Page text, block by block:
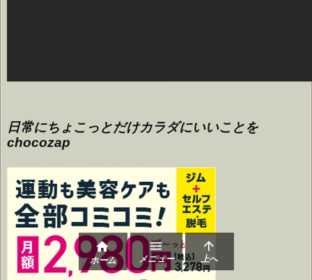
日常にちょこっとだけカラダにいいことを
chocozap

ホーム

メニュー

上へ